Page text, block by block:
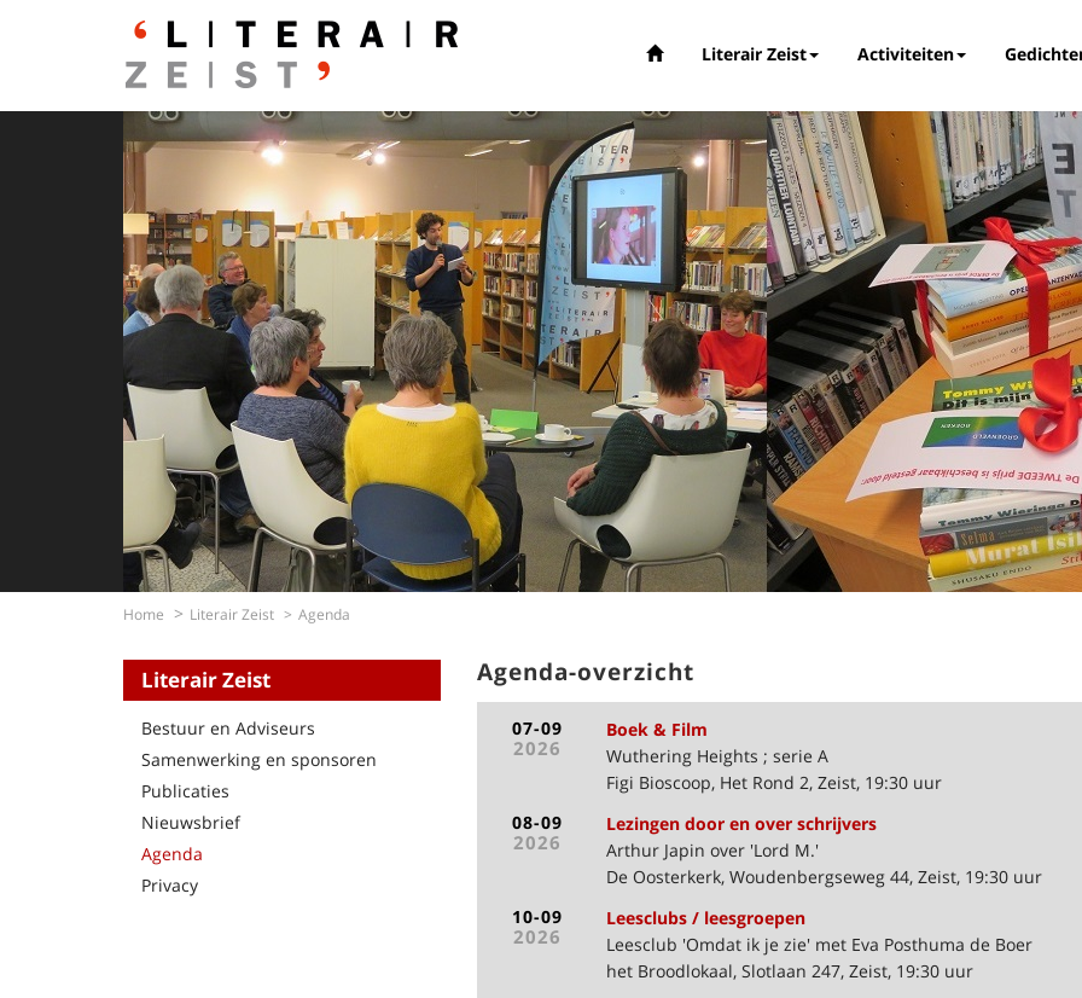
Literair Zeist Activiteiten
Home Literair Zeist Agenda
Literair Zeist
Bestuur en Adviseurs
Samenwerking en sponsoren
Publicaties
Nieuwsbrief
Agenda
Privacy
Agenda-overzicht
07-09
2026
Boek & Film
Wuthering Heights ; serie A
Figi Bioscoop, Het Rond 2, Zeist, 19:30 uur
08-09
2026
Lezingen door en over schrijvers
Arthur Japin over 'Lord M.'
De Oosterkerk, Woudenbergseweg 44, Zeist, 19:30 uur
10-09
2026
Leesclubs / leesgroepen
Leesclub 'Omdat ik je zie' met Eva Posthuma de Boer
het Broodlokaal, Slotlaan 247, Zeist, 19:30 uur